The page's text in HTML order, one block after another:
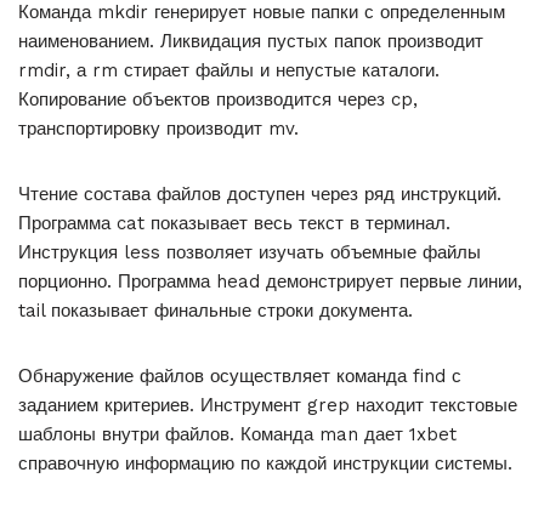
Команда mkdir генерирует новые папки с определенным
наименованием. Ликвидация пустых папок производит
rmdir, а rm стирает файлы и непустые каталоги.
Копирование объектов производится через cp,
транспортировку производит mv.
Чтение состава файлов доступен через ряд инструкций.
Программа cat показывает весь текст в терминал.
Инструкция less позволяет изучать объемные файлы
порционно. Программа head демонстрирует первые линии,
tail показывает финальные строки документа.
Обнаружение файлов осуществляет команда find с
заданием критериев. Инструмент grep находит текстовые
шаблоны внутри файлов. Команда man дает 1xbet
справочную информацию по каждой инструкции системы.